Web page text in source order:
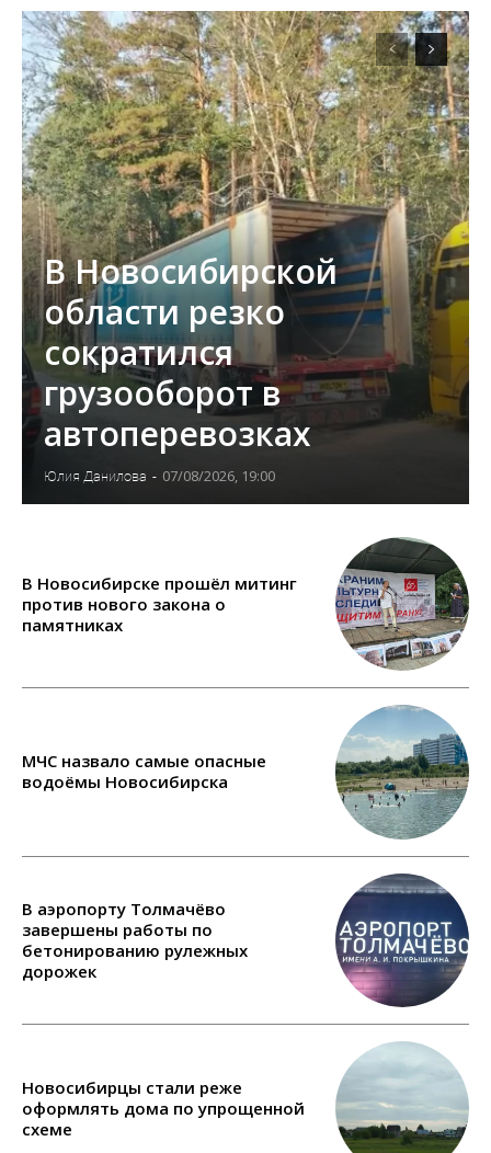
В Новосибирской
области резко
сократился
грузооборот в
автоперевозках
Юлия Данилова - 07/08/2026, 19:00
В Новосибирске прошёл митинг
против нового закона о
памятниках
МЧС назвало самые опасные
водоёмы Новосибирска
В аэропорту Толмачёво
завершены работы по
бетонированию рулежных
дорожек
Новосибирцы стали реже
оформлять дома по упрощенной
схеме